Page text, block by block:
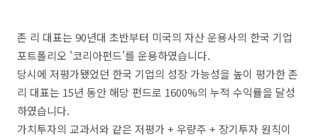
존 리 대표는 90년대 초반부터 미국의 자산 운용사의 한국 기업
포트폴리오 '코리아펀드'를 운용하였습니다.
당시에 저평가됐었던 한국 기업의 성장 가능성을 높이 평가한 존
리 대표는 15년 동안 해당 펀드로 1600%의 누적 수익률을 달성
하였습니다.
가치투자의 교과서와 같은 저평가 + 우량주 + 장기투자 원칙이